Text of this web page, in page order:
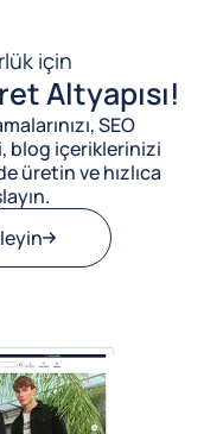
için
Altyapısı!
SEO
blog içeriklerinizi
üretin ve hızlıca